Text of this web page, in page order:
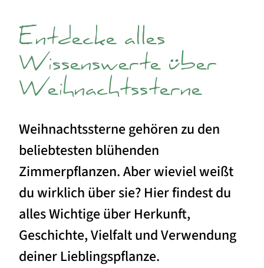
Entdecke alles
Wissenswerte über
Weihnachtssterne
Weihnachtssterne gehören zu den
beliebtesten blühenden
Zimmerpflanzen. Aber wieviel weißt
du wirklich über sie? Hier findest du
alles Wichtige über Herkunft,
Geschichte, Vielfalt und Verwendung
deiner Lieblingspflanze.